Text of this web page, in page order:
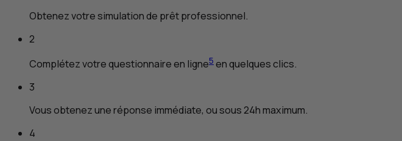
Obtenez votre simulation de prêt professionnel.
2
Complétez votre questionnaire en ligne5 en quelques clics.
3
Vous obtenez une réponse immédiate, ou sous 24h maximum.
4